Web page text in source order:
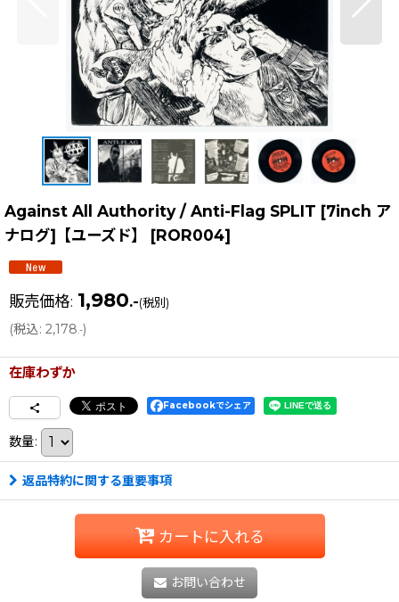
Against All Authority / Anti-Flag SPLIT [7inch ア
ナログ]【ユーズド】
[ROR004]
販売価格: 1,980.-(税別)
(税込: 2,178.-)
在庫わずか
Facebookでシェア
数量:
返品特約に関する重要事項
カートに入れる
お問い合わせ